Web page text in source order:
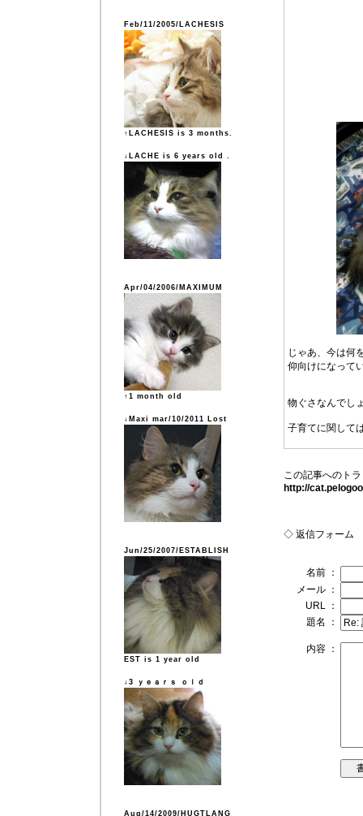
Feb/11/2005/LACHESIS
↑LACHESIS is 3 months.
↓LACHE is 6 years old .
Apr/04/2006/MAXIMUM
↑1 month old
↓Maxi mar/10/2011 Lost
Jun/25/2007/ESTABLISH
EST is 1 year old
↓3 ｙｅａｒｓ ｏｌｄ
Aug/14/2009/HUGTLANG
じゃあ、今は何
仰向けになって
物ぐさなんでし
子育てに関して
この記事へのト
http://
◇ 返信フォーム
名前 ：
メール ：
URL ：
題名 ：
内容 ：